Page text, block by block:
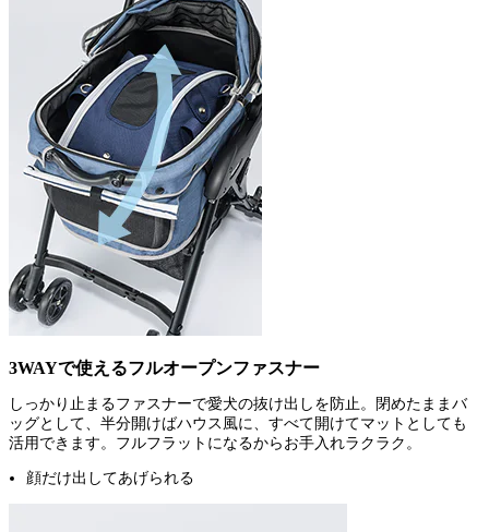
3WAYで使えるフルオープンファスナー
しっかり止まるファスナーで愛犬の抜け出しを防止。閉めたままバ
ッグとして、半分開けばハウス風に、すべて開けてマットとしても
活用できます。フルフラットになるからお手入れラクラク。
顔だけ出してあげられる